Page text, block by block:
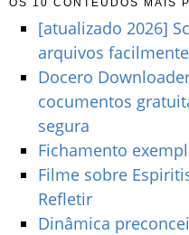
[atualizado 2026]
arquivos
Docero
cocumentos
segura
Fichamento
Filme sobre
Refletir
Dinâmica